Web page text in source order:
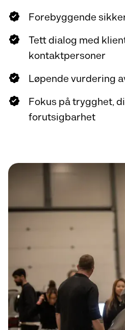
Forebyggende
Tett dialog med
kontaktpersoner
Løpende vurdering
Fokus på trygghet,
forutsigbarhet